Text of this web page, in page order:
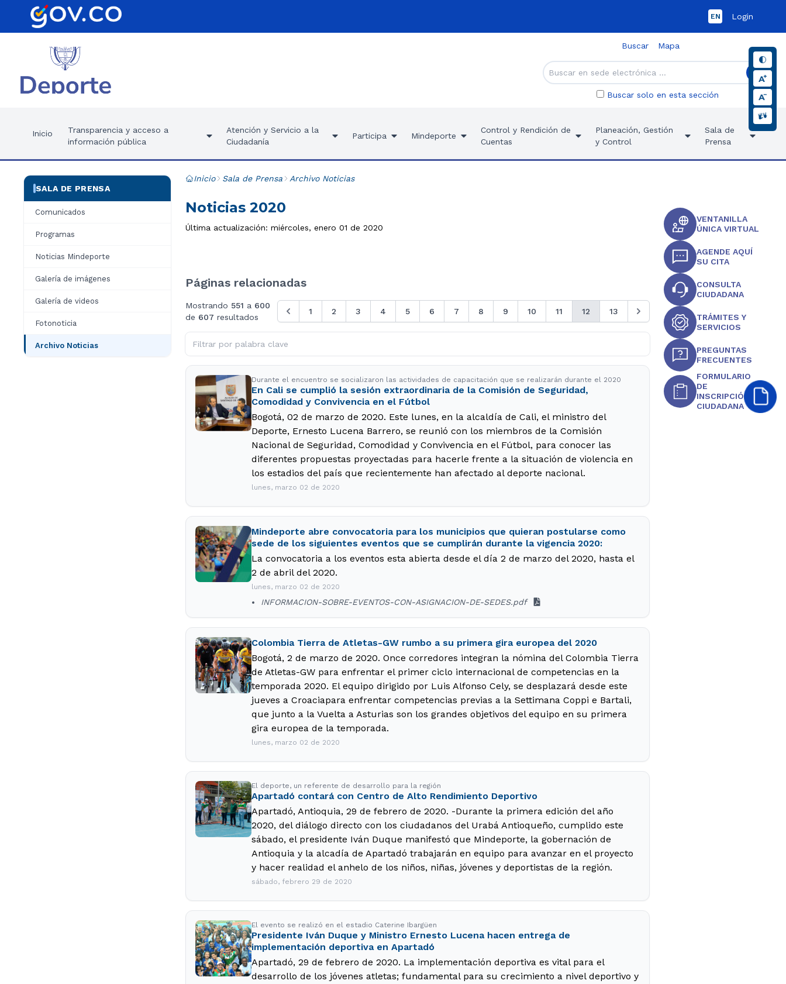
EN Login
Buscar Mapa
Buscar solo en esta sección
Inicio
Transparencia y acceso a
información pública
Atención y Servicio a la
Ciudadanía
Participa Mindeporte
Control y Rendición de
Cuentas
Planeación, Gestión
y Control
Sala de
Prensa
SALA DE PRENSA
Comunicados
Programas
Noticias Mindeporte
Galería de imágenes
Galería de videos
Fotonoticia
Archivo Noticias
Inicio Sala de Prensa Archivo Noticias
Noticias 2020
Última actualización: miércoles, enero 01 de 2020
Páginas relacionadas
Mostrando 551 a 600
de 607 resultados
1 2 3 4 5 6 7 8 9 10 11 12 13
Durante el encuentro se socializaron las actividades de capacitación que se realizarán durante el 2020
En Cali se cumplió la sesión extraordinaria de la Comisión de Seguridad,
Comodidad y Convivencia en el Fútbol
Bogotá, 02 de marzo de 2020. Este lunes, en la alcaldía de Cali, el ministro del
Deporte, Ernesto Lucena Barrero, se reunió con los miembros de la Comisión
Nacional de Seguridad, Comodidad y Convivencia en el Fútbol, para conocer las
diferentes propuestas proyectadas para hacerle frente a la situación de violencia en
los estadios del país que recientemente han afectado al deporte nacional.
lunes, marzo 02 de 2020
Mindeporte abre convocatoria para los municipios que quieran postularse como
sede de los siguientes eventos que se cumplirán durante la vigencia 2020:
La convocatoria a los eventos esta abierta desde el día 2 de marzo del 2020, hasta el
2 de abril del 2020.
lunes, marzo 02 de 2020
INFORMACION-SOBRE-EVENTOS-CON-ASIGNACION-DE-SEDES.pdf
Colombia Tierra de Atletas-GW rumbo a su primera gira europea del 2020
Bogotá, 2 de marzo de 2020. Once corredores integran la nómina del Colombia Tierra
de Atletas-GW para enfrentar el primer ciclo internacional de competencias en la
temporada 2020. El equipo dirigido por Luis Alfonso Cely, se desplazará desde este
jueves a Croaciapara enfrentar competencias previas a la Settimana Coppi e Bartali,
que junto a la Vuelta a Asturias son los grandes objetivos del equipo en su primera
gira europea de la temporada.
lunes, marzo 02 de 2020
El deporte, un referente de desarrollo para la región
Apartadó contará con Centro de Alto Rendimiento Deportivo
Apartadó, Antioquia, 29 de febrero de 2020. -Durante la primera edición del año
2020, del diálogo directo con los ciudadanos del Urabá Antioqueño, cumplido este
sábado, el presidente Iván Duque manifestó que Mindeporte, la gobernación de
Antioquia y la alcadía de Apartadó trabajarán en equipo para avanzar en el proyecto
y hacer realidad el anhelo de los niños, niñas, jóvenes y deportistas de la región.
sábado, febrero 29 de 2020
El evento se realizó en el estadio Caterine Ibargüen
Presidente Iván Duque y Ministro Ernesto Lucena hacen entrega de
implementación deportiva en Apartadó
Apartadó, 29 de febrero de 2020. La implementación deportiva es vital para el
desarrollo de los jóvenes atletas; fundamental para su crecimiento a nivel deportivo y
VENTANILLA
ÚNICA VIRTUAL
AGENDE AQUÍ
SU CITA
CONSULTA
CIUDADANA
TRÁMITES Y
SERVICIOS
PREGUNTAS
FRECUENTES
FORMULARIO
DE
INSCRIPCIÓN
CIUDADANA